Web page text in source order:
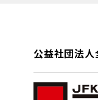
公益社団法